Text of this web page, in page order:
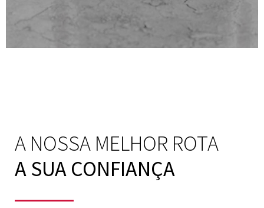
A NOSSA MELHOR ROTA
A SUA CONFIANÇA